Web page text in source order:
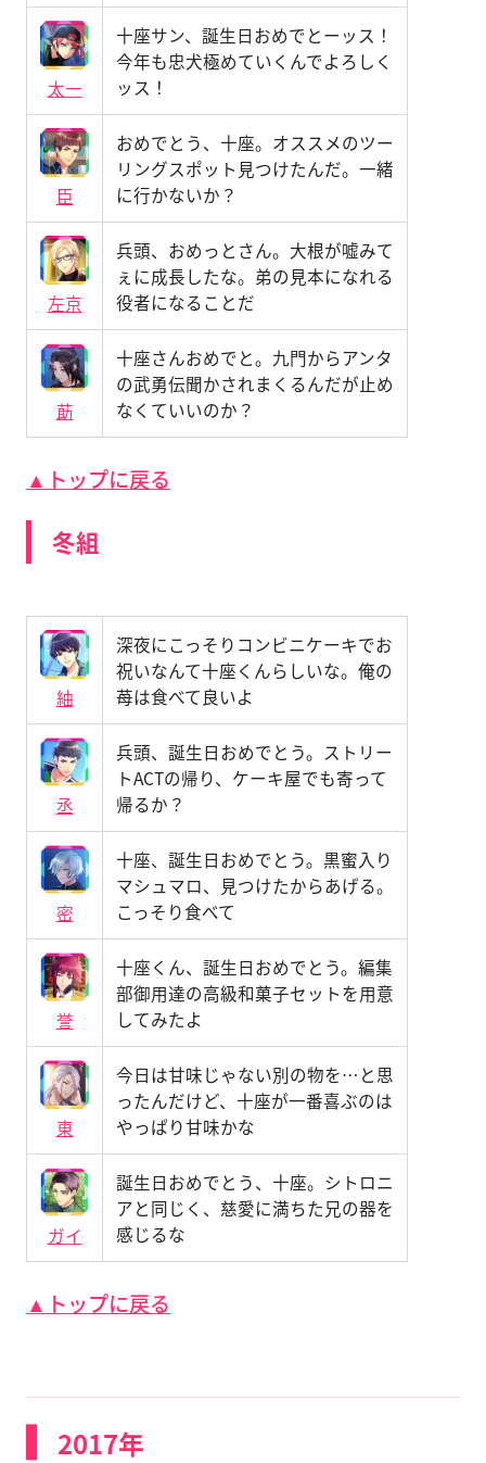
太一
十座サン、誕生日おめでとーッス！
今年も忠犬極めていくんでよろしく
ッス！
臣
おめでとう、十座。オススメのツー
リングスポット見つけたんだ。一緒
に行かないか？
左京
兵頭、おめっとさん。大根が嘘みて
ぇに成長したな。弟の見本になれる
役者になることだ
莇
十座さんおめでと。九門からアンタ
の武勇伝聞かされまくるんだが止め
なくていいのか？
▲トップに戻る
冬組
紬
深夜にこっそりコンビニケーキでお
祝いなんて十座くんらしいな。俺の
苺は食べて良いよ
丞
兵頭、誕生日おめでとう。ストリー
トACTの帰り、ケーキ屋でも寄って
帰るか？
密
十座、誕生日おめでとう。黒蜜入り
マシュマロ、見つけたからあげる。
こっそり食べて
誉
十座くん、誕生日おめでとう。編集
部御用達の高級和菓子セットを用意
してみたよ
東
今日は甘味じゃない別の物を…と思
ったんだけど、十座が一番喜ぶのは
やっぱり甘味かな
ガイ
誕生日おめでとう、十座。シトロニ
アと同じく、慈愛に満ちた兄の器を
感じるな
▲トップに戻る
2017年